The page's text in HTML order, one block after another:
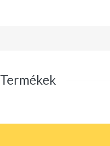
Termékek